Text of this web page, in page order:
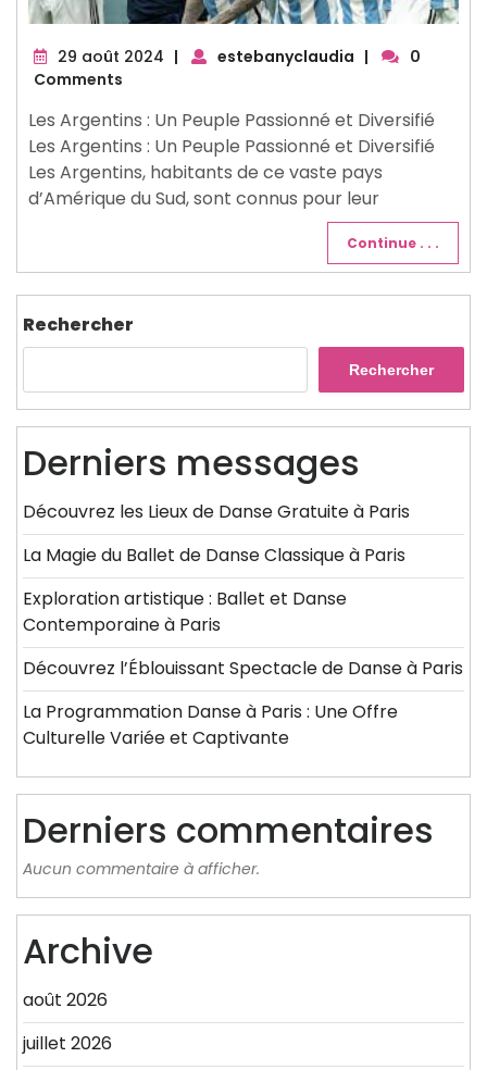
29 août 2024 29
| estebanyclaudia |
0
Comments
Les Argentins : Un Peuple Passionné et Diversifié
Les Argentins : Un Peuple Passionné et Diversifié
Les Argentins, habitants de ce vaste pays
d’Amérique du Sud, sont connus pour leur
Continue . . .
Rechercher
Rechercher
Derniers messages
Découvrez les Lieux de Danse Gratuite à Paris
La Magie du Ballet de Danse Classique à Paris
Exploration artistique : Ballet et Danse
Contemporaine à Paris
Découvrez l’Éblouissant Spectacle de Danse à Paris
La Programmation Danse à Paris : Une Offre
Culturelle Variée et Captivante
Derniers commentaires
Aucun commentaire à afficher.
Archive
août 2026
juillet 2026